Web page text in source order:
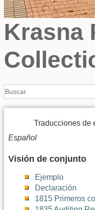
Krasna
Traducciones de
Español
Visión de conjunto
Ejemplo
Declaración
1815 Primeros